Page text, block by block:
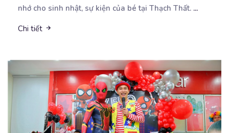
nhớ cho sinh nhật, sự kiện của bé tại Thạch Thất. ...
Chi tiết